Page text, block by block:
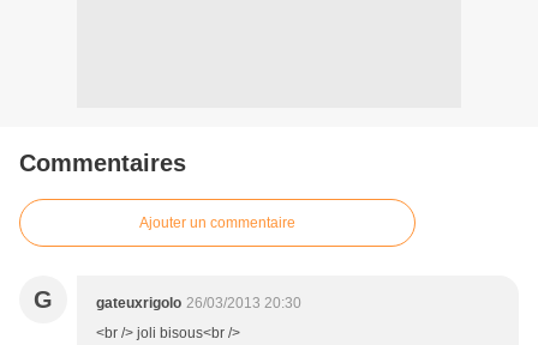
Commentaires
Ajouter un commentaire
G gateuxrigolo 26/03/2013 20:30
<br /> joli bisous<br />